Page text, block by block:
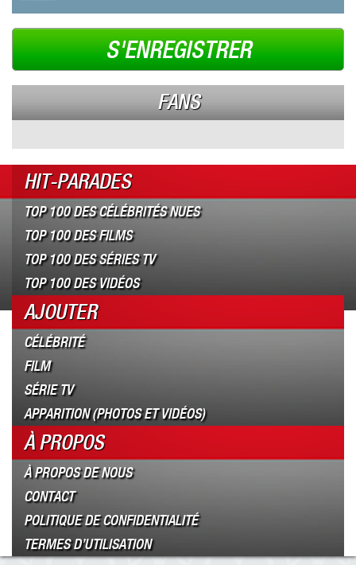
S'ENREGISTRER
FANS
HIT-PARADES
TOP 100 DES CÉLÉBRITÉS NUES
TOP 100 DES FILMS
TOP 100 DES SÉRIES TV
TOP 100 DES VIDÉOS
AJOUTER
CÉLÉBRITÉ
FILM
SÉRIE TV
APPARITION (PHOTOS ET VIDÉOS)
À PROPOS
À PROPOS DE NOUS
CONTACT
POLITIQUE DE CONFIDENTIALITÉ
TERMES D’UTILISATION